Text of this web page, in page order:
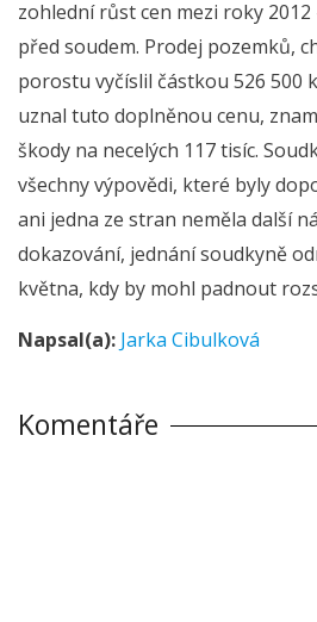
zohlední růst cen mezi roky 2012
před soudem. Prodej pozemků,
porostu vyčíslil částkou 526 500
uznal tuto doplněnou cenu,
škody na necelých 117 tisíc.
všechny výpovědi, které byly
ani jedna ze stran neměla další
dokazování, jednání soudkyně
května, kdy by mohl padnout
Napsal(a): Jarka Cibulková
Komentáře